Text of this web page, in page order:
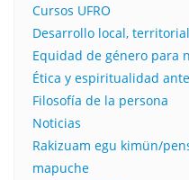
Cursos UFRO
Desarrollo local,
Equidad de género para
Ética y espiritualidad
Filosofía de la persona​
Noticias
Rakizuam egu kimün/
mapuche